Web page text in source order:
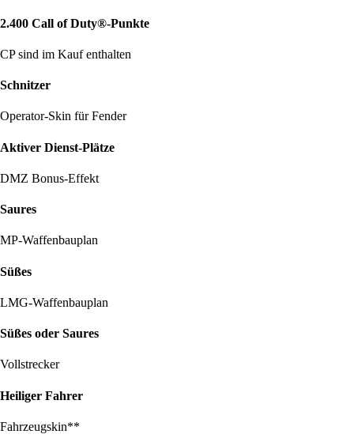
2.400 Call of Duty®-Punkte
CP sind im Kauf enthalten
Schnitzer
Operator-Skin für Fender
Aktiver Dienst-Plätze
DMZ Bonus-Effekt
Saures
MP-Waffenbauplan
Süßes
LMG-Waffenbauplan
Süßes oder Saures
Vollstrecker
Heiliger Fahrer
Fahrzeugskin**